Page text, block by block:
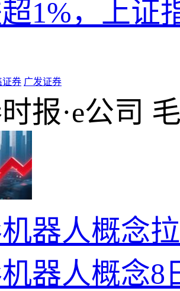
1%，上证
证券 广发证券
报·e公司
器人概念
器人概念8